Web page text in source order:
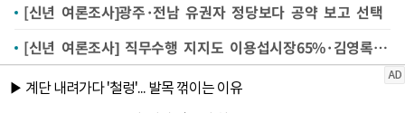
[신년 여론조사]광주·전남 유권자 정당보다 공약 보고 선택
[신년 여론조사] 직무수행 지지도 이용섭시장65%·김영록지사 68%